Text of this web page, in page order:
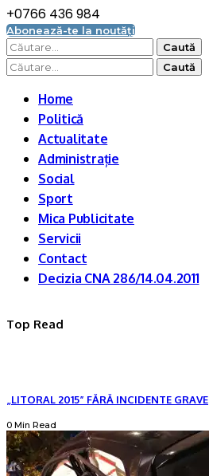
+0766 436 984
Abonează-te la noutăți
Caută
după:
Caută
Home
Politică
Actualitate
Administrație
Social
Sport
Mica Publicitate
Servicii
Contact
Decizia CNA 286/14.04.2011
Top Read
„LITORAL 2015” FĂRĂ INCIDENTE GRAVE
0 Min Read